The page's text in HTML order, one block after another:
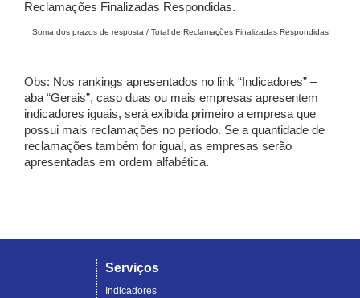
Reclamações Finalizadas Respondidas.
Soma dos prazos de resposta / Total de Reclamações Finalizadas Respondidas
Obs: Nos rankings apresentados no link “Indicadores” –
aba “Gerais”, caso duas ou mais empresas apresentem
indicadores iguais, será exibida primeiro a empresa que
possui mais reclamações no período. Se a quantidade de
reclamações também for igual, as empresas serão
apresentadas em ordem alfabética.
Serviços
Indicadores